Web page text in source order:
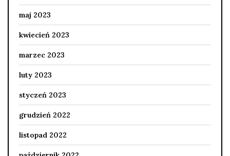
maj 2023
kwiecień 2023
marzec 2023
luty 2023
styczeń 2023
grudzień 2022
listopad 2022